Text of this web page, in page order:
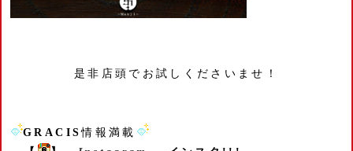
是非店頭でお試しくださいませ！
GRACIS情報満載